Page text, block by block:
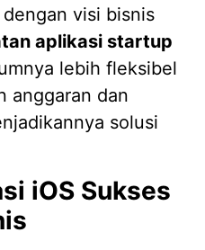
visi bisnis
aplikasi startup
lebih fleksibel
anggaran dan
solusi
iOS Sukses